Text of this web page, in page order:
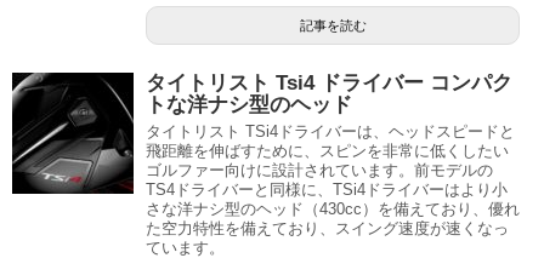
記事を読む
タイトリスト Tsi4 ドライバー コンパク
トな洋ナシ型のヘッド
タイトリスト TSi4ドライバーは、ヘッドスピードと
飛距離を伸ばすために、スピンを非常に低くしたい
ゴルファー向けに設計されています。前モデルの
TS4ドライバーと同様に、TSi4ドライバーはより小
さな洋ナシ型のヘッド（430cc）を備えており、優れ
た空力特性を備えており、スイング速度が速くなっ
ています。